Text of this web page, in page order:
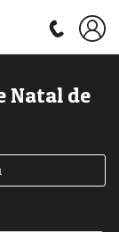
Natal de